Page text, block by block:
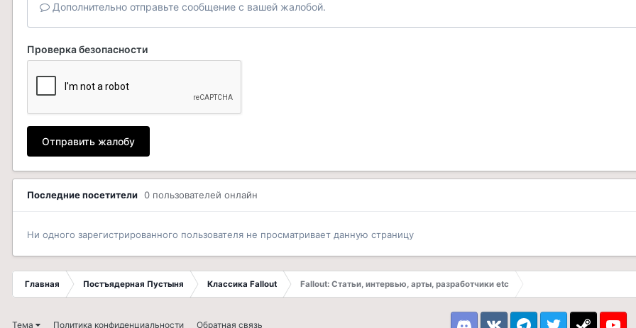
Дополнительно отправьте сообщение с вашей жалобой.
Проверка безопасности
Отправить жалобу
Последние посетители 0 пользователей онлайн
Ни одного зарегистрированного пользователя не просматривает данную страницу
Главная Постъядерная Пустыня Классика Fallout Fallout: Статьи, интервью, арты, разработчики etc
Тема Политика конфиденциальности Обратная связь